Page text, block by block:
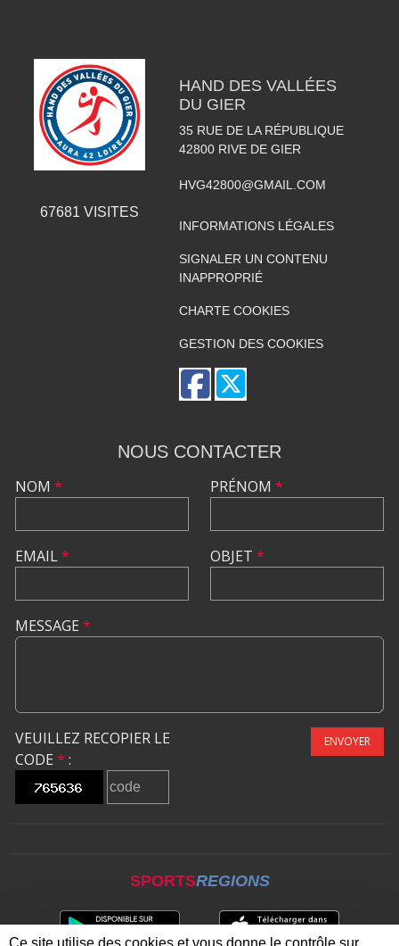
67681 VISITES
HAND DES VALLÉES
DU GIER
35 RUE DE LA RÉPUBLIQUE
42800 RIVE DE GIER
HVG42800@GMAIL.COM
INFORMATIONS LÉGALES
SIGNALER UN CONTENU
INAPPROPRIÉ
CHARTE COOKIES
GESTION DES COOKIES
NOUS CONTACTER
NOM *
EMAIL*
PRÉNOM *
OBJET *
MESSAGE *
VEUILLEZ RECOPIER LE
CODE * :
ENVOYER
SPORTSREGIONS
Ce site utilise des cookies et vous donne le contrôle sur